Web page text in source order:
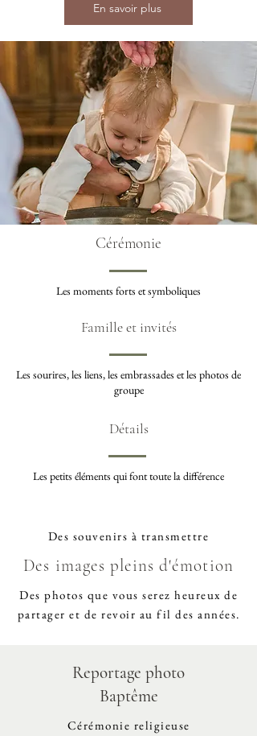
En savoir plus
Cérémonie
Les moments forts et symboliques
Famille et invités
Les sourires, les liens, les embrassades et les photos de
groupe
Détails
Les petits éléments qui font toute la différence
Des souvenirs à transmettre
Des images pleins d'émotion
Des photos que vous serez heureux de
partager et de revoir au fil des années.
Reportage photo
Baptême
Cérémonie religieuse